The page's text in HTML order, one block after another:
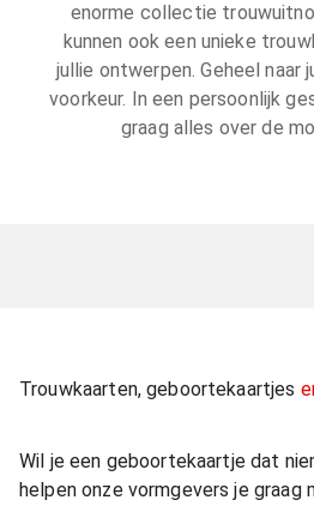
enorme collectie
kunnen ook een unieke
jullie ontwerpen. Geheel naar
voorkeur. In een persoonlijk
graag alles over de
Trouwkaarten, geboortekaartjes
Wil je een geboortekaartje dat
helpen onze vormgevers je graag